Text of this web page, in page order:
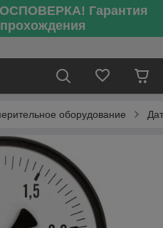
Гарантия
оборудование